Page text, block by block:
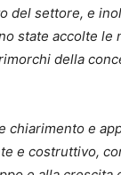
del settore, e
state accolte le
della
chiarimento e
e costruttivo,